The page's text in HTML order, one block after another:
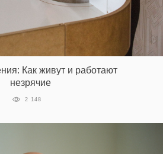
Как живут и работают
незрячие
2 148